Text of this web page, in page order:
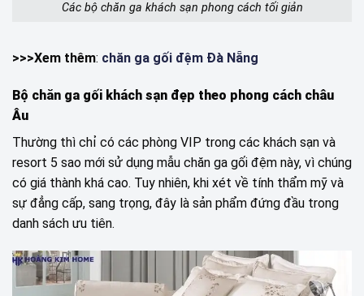
Các bộ chăn ga khách sạn phong cách tối giản
>>>Xem thêm: chăn ga gối đệm Đà Nẵng
Bộ chăn ga gối khách sạn đẹp theo phong cách châu
Âu
Thường thì chỉ có các phòng VIP trong các khách sạn và
resort 5 sao mới sử dụng mẫu chăn ga gối đệm này, vì chúng
có giá thành khá cao. Tuy nhiên, khi xét về tính thẩm mỹ và
sự đẳng cấp, sang trọng, đây là sản phẩm đứng đầu trong
danh sách ưu tiên.